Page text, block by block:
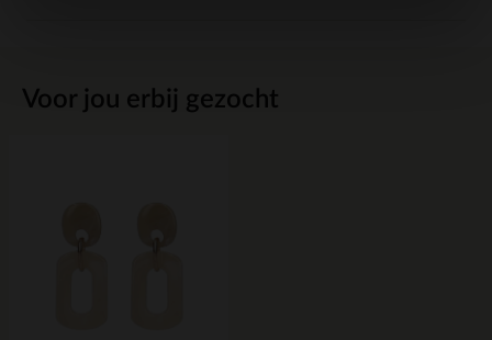
Voor jou erbij gezocht